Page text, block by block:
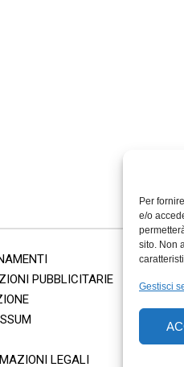
Per
e/o
sito. Non
Gestisci
PUBBLICITARIE
LEGALI